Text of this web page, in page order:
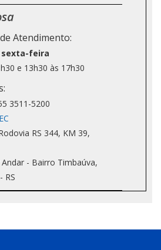
Atendimento:
sexta-feira
e 13h30 às 17h30
3511-5200
RS 344, KM 39,
Andar - Bairro Timbaúva,
RS